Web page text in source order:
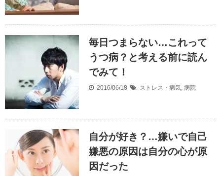
毎日つまらない…これって
うつ病？と考える前に読ん
でみて！
2016/06/18 ストレス・病気 病院
自分が好き？…嫌いで自己
嫌悪の原因は自分の心が原
因だった